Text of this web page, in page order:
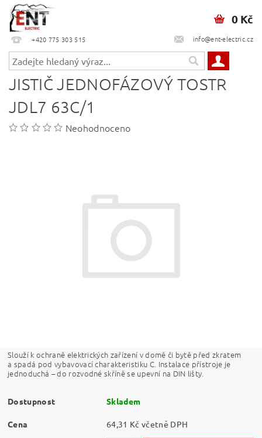
+420 775 303 515 info@ent-electric.cz
0 Kč
JISTIČ JEDNOFÁZOVÝ TOSTR
JDL7 63C/1
Neohodnoceno
Slouží k ochraně elektrických zařízení v domě či bytě před zkratem
a spadá pod vybavovací charakteristiku C. Instalace přístroje je
jednoduchá – do rozvodné skříně se upevní na DIN lišty.
Dostupnost Skladem
Cena 64,31 Kč včetně DPH